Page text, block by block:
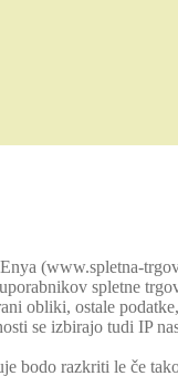
(www.spletna-
spletne
obliki, ostale
se izbirajo tudi IP
bodo razkriti le če